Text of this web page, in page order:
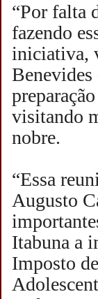
“Por falta
fazendo
iniciativa,
visitando
nobre.
“Essa
Augusto
Itabuna a
Imposto